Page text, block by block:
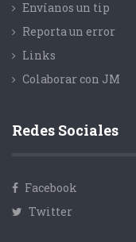
Envíanos un tip
Reporta un error
Links
Colaborar con JM
Redes Sociales
Facebook
Twitter